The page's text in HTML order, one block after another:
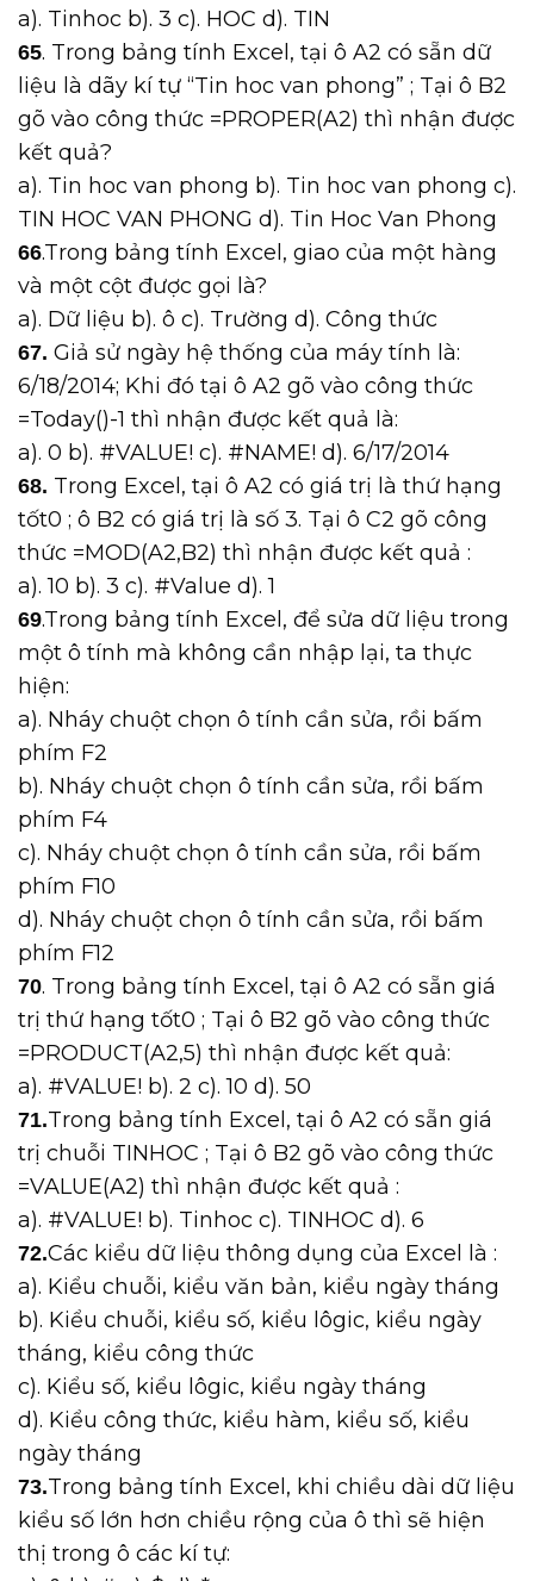
a). Tinhoc b). 3 c). HOC d). TIN
65. Trong bảng tính Excel, tại ô A2 có sẵn dữ
liệu là dãy kí tự “Tin hoc van phong” ; Tại ô B2
gõ vào công thức =PROPER(A2) thì nhận được
kết quả?
a). Tin hoc van phong b). Tin hoc van phong c).
TIN HOC VAN PHONG d). Tin Hoc Van Phong
66.Trong bảng tính Excel, giao của một hàng
và một cột được gọi là?
a). Dữ liệu b). ô c). Trường d). Công thức
67. Giả sử ngày hệ thống của máy tính là:
6/18/2014; Khi đó tại ô A2 gõ vào công thức
=Today()-1 thì nhận được kết quả là:
a). 0 b). #VALUE! c). #NAME! d). 6/17/2014
68. Trong Excel, tại ô A2 có giá trị là thứ hạng
tốt0 ; ô B2 có giá trị là số 3. Tại ô C2 gõ công
thức =MOD(A2,B2) thì nhận được kết quả :
a). 10 b). 3 c). #Value d). 1
69.Trong bảng tính Excel, để sửa dữ liệu trong
một ô tính mà không cần nhập lại, ta thực
hiện:
a). Nháy chuột chọn ô tính cần sửa, rồi bấm
phím F2
b). Nháy chuột chọn ô tính cần sửa, rồi bấm
phím F4
c). Nháy chuột chọn ô tính cần sửa, rồi bấm
phím F10
d). Nháy chuột chọn ô tính cần sửa, rồi bấm
phím F12
70. Trong bảng tính Excel, tại ô A2 có sẵn giá
trị thứ hạng tốt0 ; Tại ô B2 gõ vào công thức
=PRODUCT(A2,5) thì nhận được kết quả:
a). #VALUE! b). 2 c). 10 d). 50
71.Trong bảng tính Excel, tại ô A2 có sẵn giá
trị chuỗi TINHOC ; Tại ô B2 gõ vào công thức
=VALUE(A2) thì nhận được kết quả :
a). #VALUE! b). Tinhoc c). TINHOC d). 6
72.Các kiểu dữ liệu thông dụng của Excel là :
a). Kiểu chuỗi, kiểu văn bản, kiểu ngày tháng
b). Kiểu chuỗi, kiểu số, kiểu lôgic, kiểu ngày
tháng, kiểu công thức
c). Kiểu số, kiểu lôgic, kiểu ngày tháng
d). Kiểu công thức, kiểu hàm, kiểu số, kiểu
ngày tháng
73.Trong bảng tính Excel, khi chiều dài dữ liệu
kiểu số lớn hơn chiều rộng của ô thì sẽ hiện
thị trong ô các kí tự: